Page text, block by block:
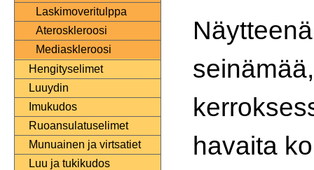
Laskimoveritulppa
Ateroskleroosi
Mediaskleroosi
Hengityselimet
Luuydin
Imukudos
Ruoansulatuselimet
Munuainen ja virtsatiet
Luu ja tukikudos
havaita